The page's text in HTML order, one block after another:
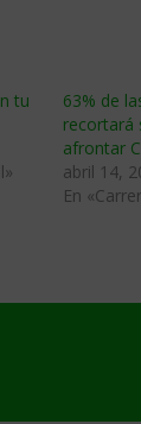
tu
63% de
recortará
afrontar
abril 14,
En